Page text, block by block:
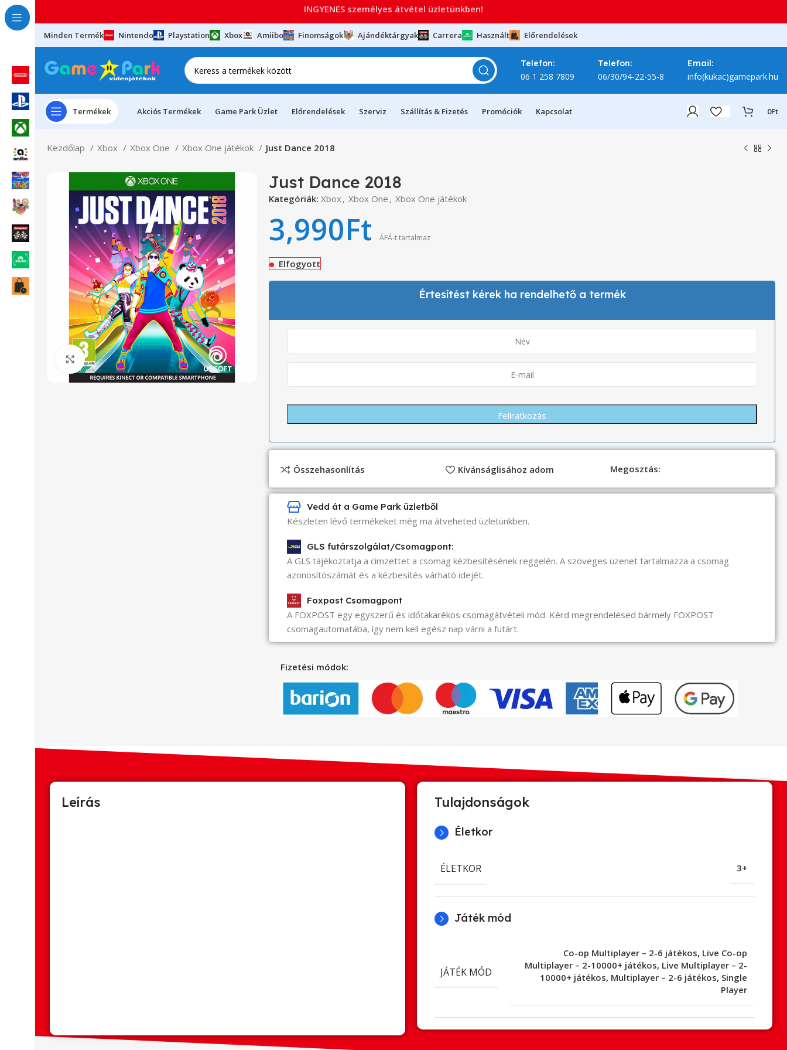
Minden Termék Nintendo Playstation Xbox Amiibo Finomságok Ajándéktárgyak Carrera Használt Előrendelések
Telefon:
06 1 258 7809
Telefon:
06/30/94-22-55-8
Email:
info(kukac)gamepark.hu
Termékek Akciós Termékek Game Park Üzlet Előrendelések Szerviz Szállítás & Fizetés Promóciók Kapcsolat 0Ft
Kezdőlap Xbox Xbox One Xbox One játékok Just Dance 2018
Click to enlarge
Just Dance 2018
Kategóriák: Xbox, Xbox One , Xbox One játékok
3,990Ft ÁFÁ-t tartalmaz
Elfogyott
Értesítést kérek ha rendelhető a termék
Összehasonlítás Kívánságlisához adom Megosztás:
Vedd át a Game Park üzletből
Készleten lévő termékeket még ma átveheted üzletünkben.
GLS futárszolgálat/Csomagpont:
A GLS tájékoztatja a címzettet a csomag kézbesítésének reggelén. A szöveges üzenet tartalmazza a csomag
azonosítószámát és a kézbesítés várható idejét.
Foxpost Csomagpont
A FOXPOST egy egyszerű és időtakarékos csomagátvételi mód. Kérd megrendelésed bármely FOXPOST
csomagautomatába, így nem kell egész nap várni a futárt.
Fizetési módok:
Leírás Tulajdonságok
Életkor
ÉLETKOR 3+
Játék mód
JÁTÉK MÓD
Co-op Multiplayer – 2-6 játékos, Live Co-op
Multiplayer – 2-10000+ játékos, Live Multiplayer – 2-
10000+ játékos, Multiplayer – 2-6 játékos, Single
Player
INGYENES személyes átvétel üzletünkben!